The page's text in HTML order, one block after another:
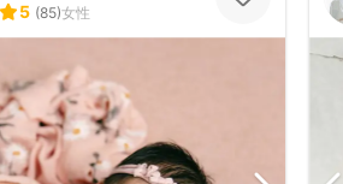
5 (85)女性